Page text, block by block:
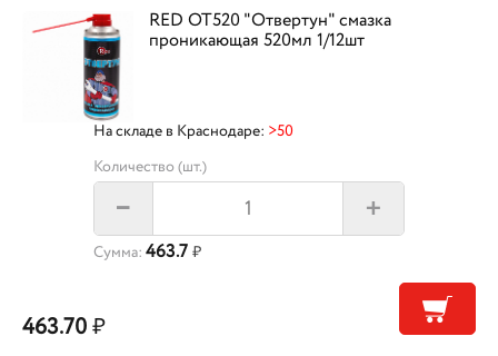
RED OT520 "Отвертун" смазка
проникающая 520мл 1/12шт
На складе в Краснодаре: >50
Количество (шт.)
– +
Сумма: 463.7 ₽
463.70₽